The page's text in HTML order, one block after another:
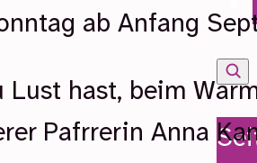
ab Anfang
Lust hast, beim
Pafrrerin Anna